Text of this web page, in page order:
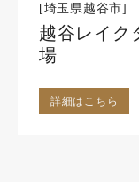
[埼玉県越谷市]
越谷レイク
場
詳細はこちら